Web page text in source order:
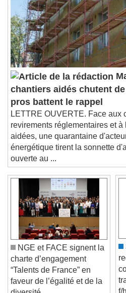
descriptions off,
Subtitles
subtitles settings ,
settings dialog
subtitles off, selected
Audio Track
Picture-in-Picture
This is a modal window.
Beginning of dialog
and close the window.
Text
Color
Text Background
Color Opacity
Caption Area
Color Opacity
Font Size
Text Edge Style
chantiers aidés chutent de
pros battent le rappel
LETTRE OUVERTE. Face aux
revirements réglementaires et à
aidées, une quarantaine
énergétique tirent la sonnette
ouverte au ...
NGE et FACE signent la
charte d’engagement
“Talents de France” en
faveur de l’égalité et de la